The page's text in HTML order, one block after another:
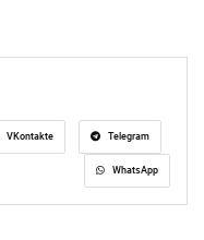
VKontakte Telegram
WhatsApp